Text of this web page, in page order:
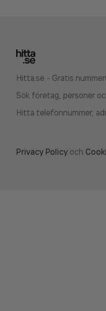
Hitta.se - Gratis
Sök företag, personer
Hitta telefonnummer,
Privacy Policy och